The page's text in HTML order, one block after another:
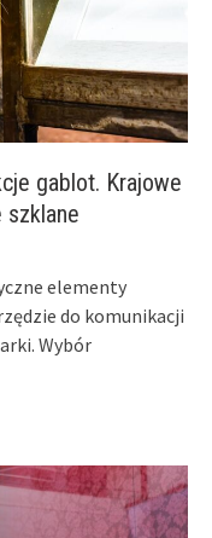
gablot. Krajowe
szklane
elementy
do komunikacji
Wybór